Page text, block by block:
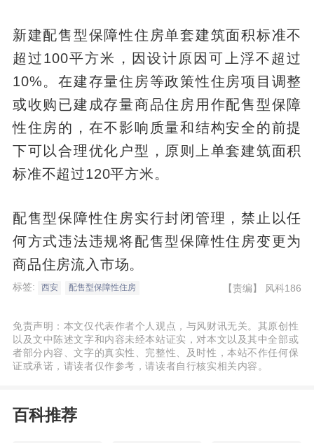
新建配售型保障性住房单套建筑面积标准不
超过100平方米，因设计原因可上浮不超过
10%。在建存量住房等政策性住房项目调整
或收购已建成存量商品住房用作配售型保障
性住房的，在不影响质量和结构安全的前提
下可以合理优化户型，原则上单套建筑面积
标准不超过120平方米。
配售型保障性住房实行封闭管理，禁止以任
何方式违法违规将配售型保障性住房变更为
商品住房流入市场。
标签: 西安 配售型保障性住房 【责编】 风科186
免责声明：本文仅代表作者个人观点，与风财讯无关。其原创性
以及文中陈述文字和内容未经本站证实，对本文以及其中全部或
者部分内容、文字的真实性、完整性、及时性，本站不作任何保
证或承诺，请读者仅作参考，请读者自行核实相关内容。
百科推荐